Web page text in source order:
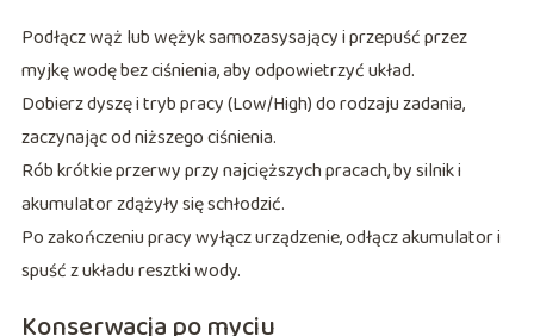
Podłącz wąż lub wężyk samozasysający i przepuść przez
myjkę wodę bez ciśnienia, aby odpowietrzyć układ.
Dobierz dyszę i tryb pracy (Low/High) do rodzaju zadania,
zaczynając od niższego ciśnienia.
Rób krótkie przerwy przy najcięższych pracach, by silnik i
akumulator zdążyły się schłodzić.
Po zakończeniu pracy wyłącz urządzenie, odłącz akumulator i
spuść z układu resztki wody.